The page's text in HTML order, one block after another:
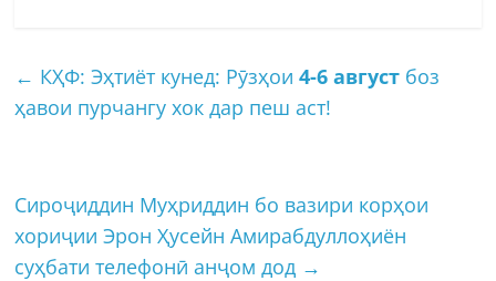
← КҲФ: Эҳтиёт кунед: Рӯзҳои4-6 август боз
ҳавои пурчангу хок дар пеш аст!
Сироҷиддин Муҳриддин бо вазири корҳои
хориҷии Эрон Ҳусейн Амирабдуллоҳиён
суҳбати телефонӣ анҷом дод →